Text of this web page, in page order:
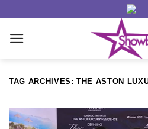
content
TAG ARCHIVES:THE ASTON